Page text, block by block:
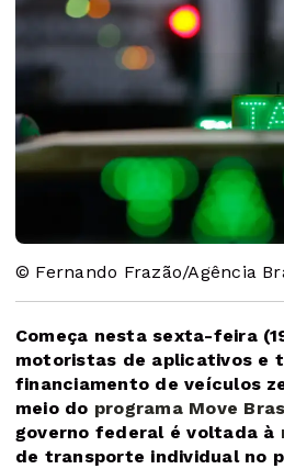
© Fernando Frazão/Agência
Começa nesta sexta-feira
motoristas de aplicativos e
financiamento de veículos
meio do programa Move
governo federal é voltada à
de transporte individual no